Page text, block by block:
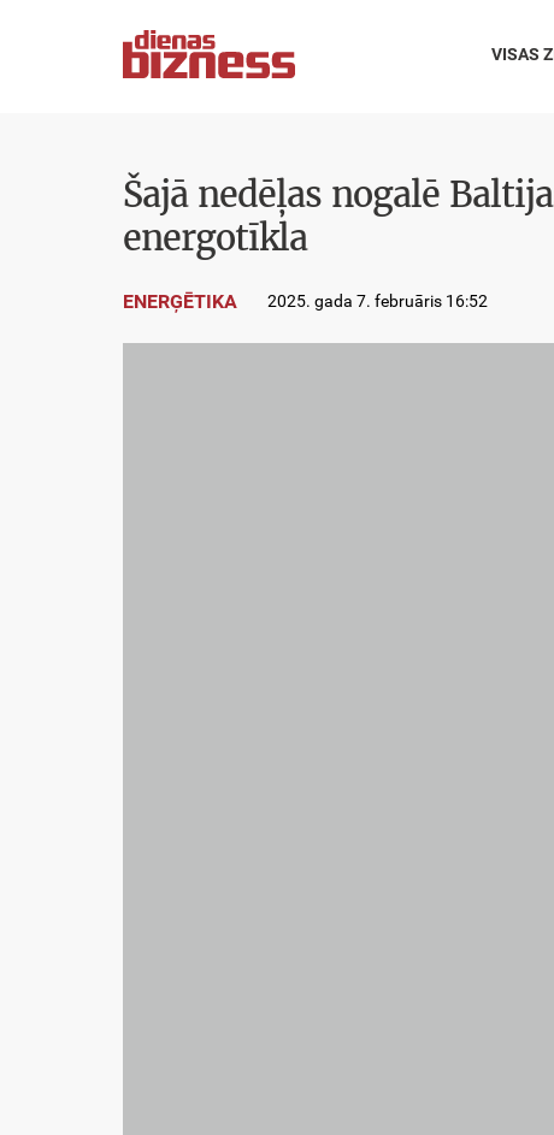
VISAS
Šajā nedēļas nogalē
energotīkla
ENERĢĒTIKA 2025. gada 7. februāris 16:52